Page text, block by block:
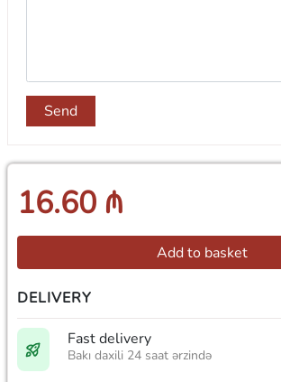
Send
16.60 ₼
Add to basket
DELIVERY
Fast delivery
Bakı daxili 24 saat ərzində